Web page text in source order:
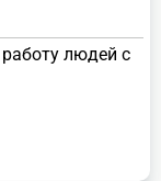
людей с